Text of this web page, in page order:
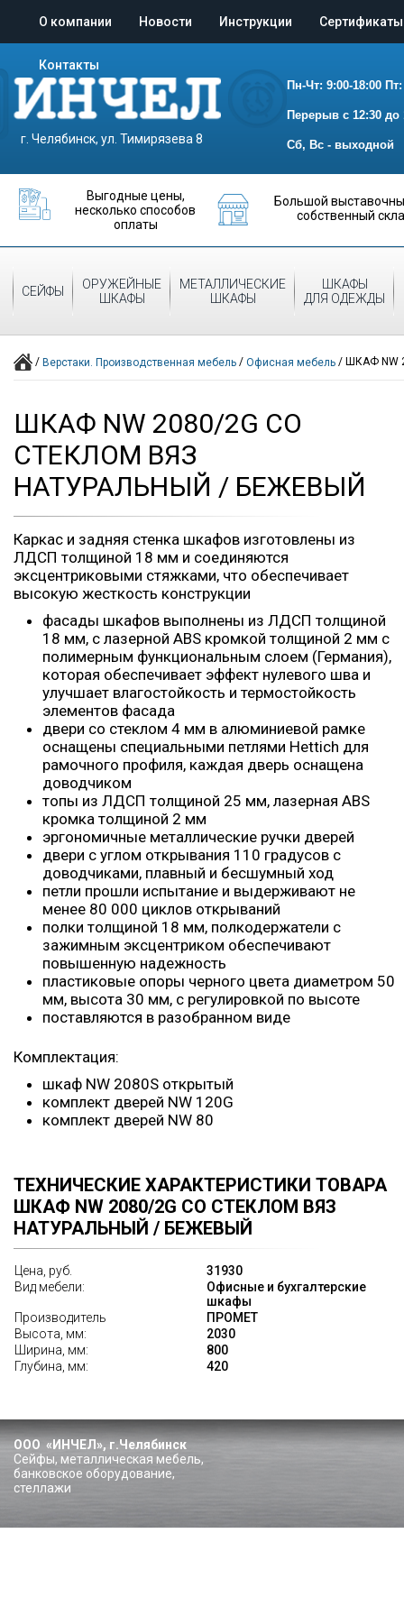
О компании Новости Инструкции Сертификаты
Контакты
г. Челябинск, ул. Тимирязева 8
Пн-Чт: 9:00-18:00
Перерыв с 12:30 до
Сб, Вс - выходной
Выгодные цены,
несколько способов
оплаты
Большой
собственный
СЕЙФЫ
ОРУЖЕЙНЫЕ
ШКАФЫ
МЕТАЛЛИЧЕСКИЕ
ШКАФЫ
ШКАФЫ
ДЛЯ ОДЕЖДЫ
/ Верстаки. Производственная мебель/ Офисная мебель/ ШКАФ NW
ШКАФ NW 2080/2G СО
СТЕКЛОМ ВЯЗ
НАТУРАЛЬНЫЙ / БЕЖЕВЫЙ
Каркас и задняя стенка шкафов изготовлены из
ЛДСП толщиной 18 мм и соединяются
эксцентриковыми стяжками, что обеспечивает
высокую жесткость конструкции
фасады шкафов выполнены из ЛДСП толщиной
18 мм, с лазерной ABS кромкой толщиной 2 мм с
полимерным функциональным слоем (Германия),
которая обеспечивает эффект нулевого шва и
улучшает влагостойкость и термостойкость
элементов фасада
двери со стеклом 4 мм в алюминиевой рамке
оснащены специальными петлями Hettich для
рамочного профиля, каждая дверь оснащена
доводчиком
топы из ЛДСП толщиной 25 мм, лазерная ABS
кромка толщиной 2 мм
эргономичные металлические ручки дверей
двери с углом открывания 110 градусов с
доводчиками, плавный и бесшумный ход
петли прошли испытание и выдерживают не
менее 80 000 циклов открываний
полки толщиной 18 мм, полкодержатели с
зажимным эксцентриком обеспечивают
повышенную надежность
пластиковые опоры черного цвета диаметром 50
мм, высота 30 мм, с регулировкой по высоте
поставляются в разобранном виде
Комплектация:
шкаф NW 2080S открытый
комплект дверей NW 120G
комплект дверей NW 80
ТЕХНИЧЕСКИЕ ХАРАКТЕРИСТИКИ ТОВАРА
ШКАФ NW 2080/2G СО СТЕКЛОМ ВЯЗ
НАТУРАЛЬНЫЙ / БЕЖЕВЫЙ
Цена, руб.
31930
Вид мебели:
Офисные и бухгалтерские
шкафы
Производитель
ПРОМЕТ
Высота, мм:
2030
Ширина, мм:
800
Глубина, мм:
420
ООО «ИНЧЕЛ», г.Челябинск
Сейфы, металлическая мебель,
банковское оборудование,
стеллажи